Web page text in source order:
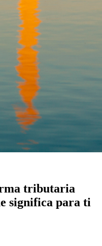
tributaria
significa para ti